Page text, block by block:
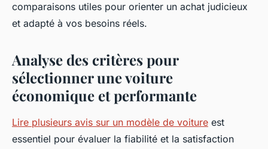
comparaisons utiles pour orienter un achat judicieux
et adapté à vos besoins réels.
Analyse des critères pour
sélectionner une voiture
économique et performante
Lire plusieurs avis sur un modèle de voiture est
essentiel pour évaluer la fiabilité et la satisfaction